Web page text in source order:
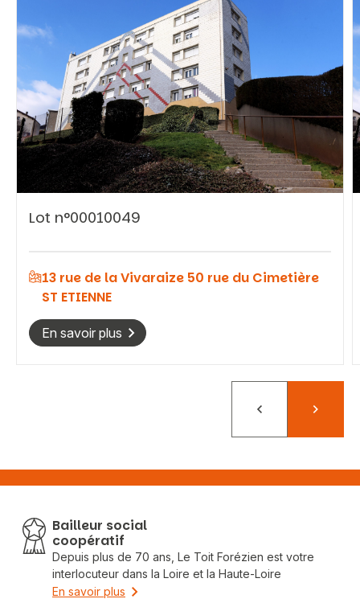
Vous recherchez&nbsp;:
Rechercher
Lot n°00010049
13 rue de la Vivaraize 50 rue du Cimetière
ST ETIENNE
En savoir plus
PrécédentSuivant
Bailleur social
coopératif
Depuis plus de 70 ans, Le Toit Forézien est votre
interlocuteur dans la Loire et la Haute-Loire
En savoir plus